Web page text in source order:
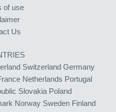
of use
Us
Switzerland Germany
Netherlands Portugal
Slovakia Poland
Norway Sweden Finland